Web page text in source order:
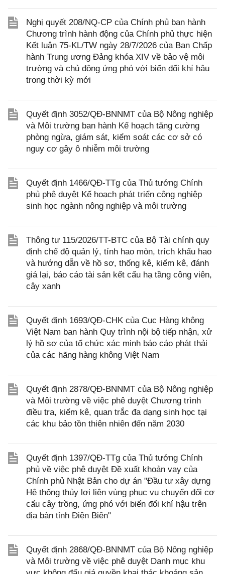
Nghị quyết 208/NQ-CP của Chính phủ ban hành
Chương trình hành động của Chính phủ thực hiện
Kết luận 75-KL/TW ngày 28/7/2026 của Ban Chấp
hành Trung ương Đảng khóa XIV về bảo vệ môi
trường và chủ động ứng phó với biến đổi khí hậu
trong thời kỳ mới
Quyết định 3052/QĐ-BNNMT của Bộ Nông nghiệp
và Môi trường ban hành Kế hoạch tăng cường
phòng ngừa, giám sát, kiểm soát các cơ sở có
nguy cơ gây ô nhiễm môi trường
Quyết định 1466/QĐ-TTg của Thủ tướng Chính
phủ phê duyệt Kế hoạch phát triển công nghiệp
sinh học ngành nông nghiệp và môi trường
Thông tư 115/2026/TT-BTC của Bộ Tài chính quy
định chế độ quản lý, tính hao mòn, trích khấu hao
và hướng dẫn về hồ sơ, thống kê, kiểm kê, đánh
giá lại, báo cáo tài sản kết cấu hạ tầng công viên,
cây xanh
Quyết định 1693/QĐ-CHK của Cục Hàng không
Việt Nam ban hành Quy trình nội bộ tiếp nhận, xử
lý hồ sơ của tổ chức xác minh báo cáo phát thải
của các hãng hàng không Việt Nam
Quyết định 2878/QĐ-BNNMT của Bộ Nông nghiệp
và Môi trường về việc phê duyệt Chương trình
điều tra, kiểm kê, quan trắc đa dạng sinh học tại
các khu bảo tồn thiên nhiên đến năm 2030
Quyết định 1397/QĐ-TTg của Thủ tướng Chính
phủ về việc phê duyệt Đề xuất khoản vay của
Chính phủ Nhật Bản cho dự án "Đầu tư xây dựng
Hệ thống thủy lợi liên vùng phục vụ chuyển đổi cơ
cấu cây trồng, ứng phó với biến đổi khí hậu trên
địa bàn tỉnh Điện Biên"
Quyết định 2868/QĐ-BNNMT của Bộ Nông nghiệp
và Môi trường về việc phê duyệt Danh mục khu